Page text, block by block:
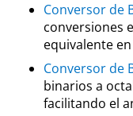
Conversor de
conversiones
equivalente
Conversor de
binarios a
facilitando el